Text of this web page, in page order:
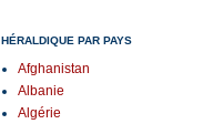
HÉRALDIQUE PAR PAYS
Afghanistan
Albanie
Algérie